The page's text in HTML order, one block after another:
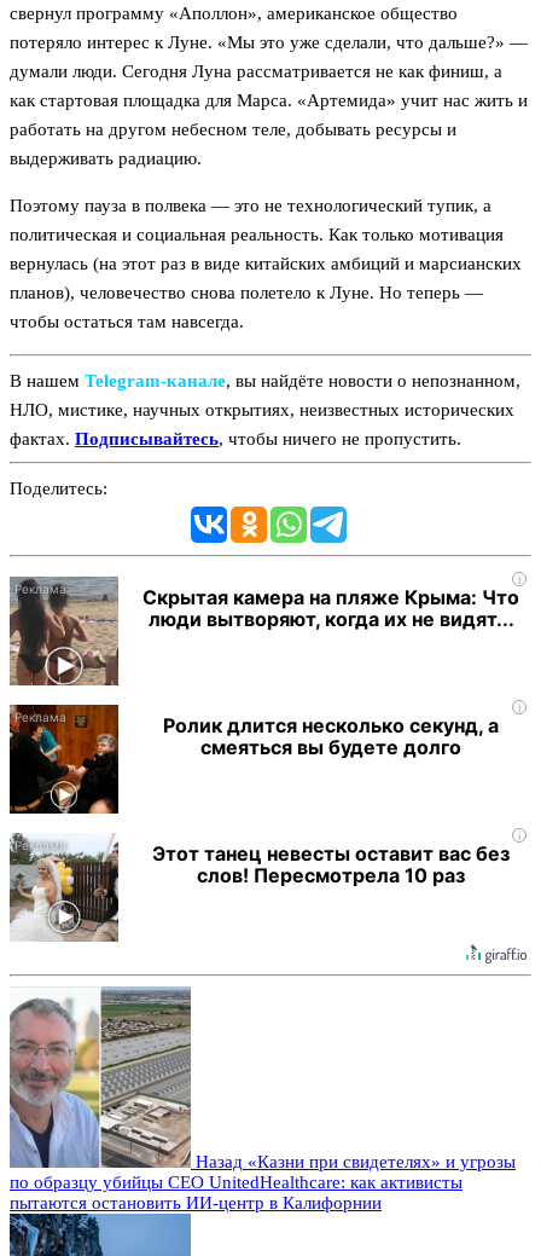
свернул программу «Аполлон», американское общество
потеряло интерес к Луне. «Мы это уже сделали, что дальше?» —
думали люди. Сегодня Луна рассматривается не как финиш, а
как стартовая площадка для Марса. «Артемида» учит нас жить и
работать на другом небесном теле, добывать ресурсы и
выдерживать радиацию.
Поэтому пауза в полвека — это не технологический тупик, а
политическая и социальная реальность. Как только мотивация
вернулась (на этот раз в виде китайских амбиций и марсианских
планов), человечество снова полетело к Луне. Но теперь —
чтобы остаться там навсегда.
В нашем Telegram‑канале, вы найдёте новости о непознанном,
НЛО, мистике, научных открытиях, неизвестных исторических
фактах. Подписывайтесь, чтобы ничего не пропустить.
Поделитесь:
i
Скрытая камера на пляже Крыма: Что
люди вытворяют, когда их не видят...
i
Ролик длится несколько секунд, а
смеяться вы будете долго
i
Этот танец невесты оставит вас без
слов! Пересмотрела 10 раз
Назад «Казни при свидетелях» и угрозы
по образцу убийцы CEO UnitedHealthcare: как активисты
пытаются остановить ИИ-центр в Калифорнии